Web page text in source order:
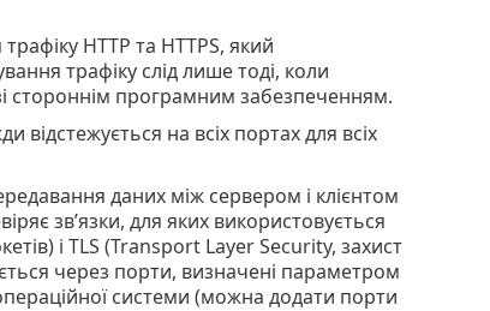
HTTP та HTTPS, який
трафіку слід лише тоді, коли
стороннім програмним забезпеченням.
відстежується на всіх портах для всіх
даних між сервером і клієнтом
зв’язки, для яких використовується
і TLS (Transport Layer Security, захист
через порти, визначені параметром
системи (можна додати порти